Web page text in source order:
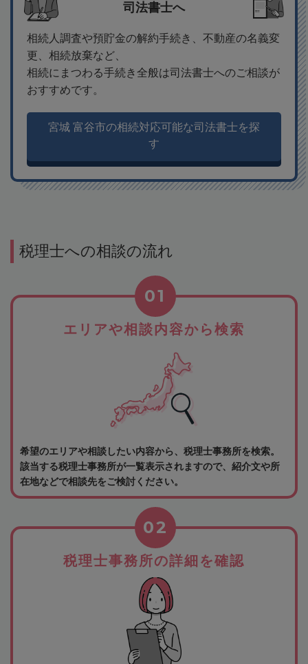
司法書士へ
相続人調査や預貯金の解約手続き、不動産の名義変
更、相続放棄など、
相続にまつわる手続き全般は司法書士へのご相談が
おすすめです。
宮城 富谷市の相続対応可能な司法書士を探
す
税理士への相談の流れ
エリアや相談内容から検索
01
希望のエリアや相談したい内容から、税理士事務所を検索。
該当する税理士事務所が一覧表示されますので、紹介文や所
在地などで相談先をご検討ください。
税理士事務所の詳細を確認
02